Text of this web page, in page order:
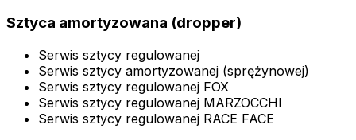
Sztyca amortyzowana (dropper)
Serwis sztycy regulowanej
Serwis sztycy amortyzowanej (sprężynowej)
Serwis sztycy regulowanej FOX
Serwis sztycy regulowanej MARZOCCHI
Serwis sztycy regulowanej RACE FACE